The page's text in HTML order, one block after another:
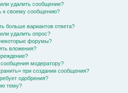
удалить сообщение?
к своему сообщению?
больше вариантов ответа?
удалить опрос?
форумы?
вложения?
модератору?
при создании сообщения?
одобрения?
тему?